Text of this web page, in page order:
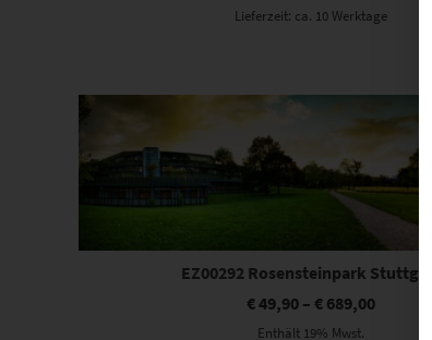
Lieferzeit: ca. 10 Werktage
Dieses Produkt weist mehrere Varianten auf. Die Optionen können auf der Produktseite gewählt werden
EZ00292 Rosensteinpark Stuttgart
€49,90 –€ 689,00
Enthält 19% Mwst.